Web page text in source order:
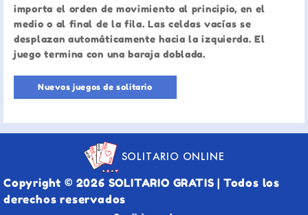
importa el orden de movimiento al principio, en el
medio o al final de la fila. Las celdas vacías se
desplazan automáticamente hacia la izquierda. El
juego termina con una baraja doblada.
Nuevos juegos de solitario
SOLITARIO ONLINE
Copyright © 2026 SOLITARIO GRATIS | Todos los
derechos reservados